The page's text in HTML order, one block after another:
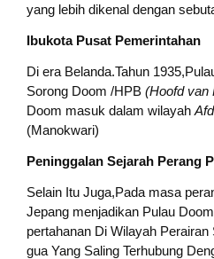
yang lebih dikenal dengan
Ibukota Pusat Pemerintahan
Di era Belanda.Tahun
Sorong Doom /HPB (Hoofd van
Doom masuk dalam wilayah
(Manokwari)
Peninggalan Sejarah Perang
Selain Itu Juga,Pada masa
Jepang menjadikan Pulau
pertahanan Di Wilayah
gua Yang Saling Terhubung